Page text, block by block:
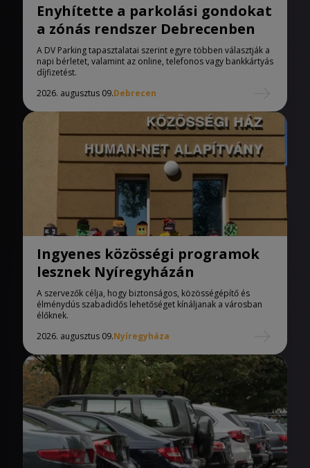
Enyhítette a parkolási gondokat
a zónás rendszer Debrecenben
A DV Parking tapasztalatai szerint egyre többen választják a
napi bérletet, valamint az online, telefonos vagy bankkártyás
díjfizetést.
2026. augusztus 09.Debrecen
Ingyenes közösségi programok
lesznek Nyíregyházán
A szervezők célja, hogy biztonságos, közösségépítő és
élménydús szabadidős lehetőséget kínáljanak a városban
élőknek.
2026. augusztus 09.Nyíregyháza